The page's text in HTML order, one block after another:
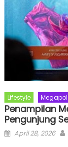
Lifestyle
Penampilan
Pengunjung
Posted
April 28, 2026